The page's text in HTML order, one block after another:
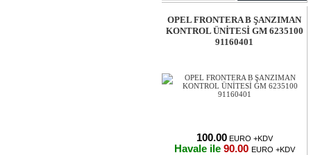
OPEL FRONTERA B ŞANZIMAN
KONTROL ÜNİTESİ GM 6235100
91160401
100.00 EURO +KDV
Havale ile 90.00 EURO +KDV